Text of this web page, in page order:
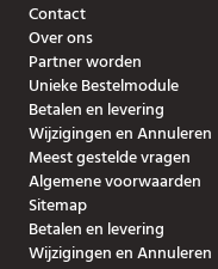
Contact
Over ons
Partner worden
Unieke Bestelmodule
Betalen en levering
Wijzigingen en Annuleren
Meest gestelde vragen
Algemene voorwaarden
Sitemap
Betalen en levering
Wijzigingen en Annuleren